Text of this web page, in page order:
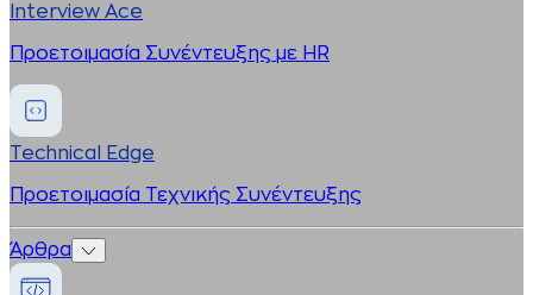
Interview Ace
Προετοιμασία Συνέντευξης με HR
Technical Edge
Προετοιμασία Τεχνικής Συνέντευξης
Άρθρα